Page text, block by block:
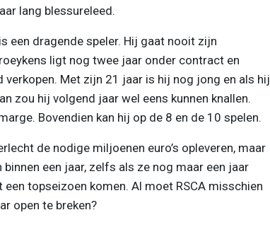
lang blessureleed.
een dragende speler. Hij gaat nooit zijn
ligt nog twee jaar onder contract en
verkopen. Met zijn 21 jaar is hij nog jong en als hij
zou hij volgend jaar wel eens kunnen knallen.
Bovendien kan hij op de 8 en de 10 spelen.
de nodige miljoenen euro’s opleveren, maar
een jaar, zelfs als ze nog maar een jaar
topseizoen komen. Al moet RSCA misschien
open te breken?